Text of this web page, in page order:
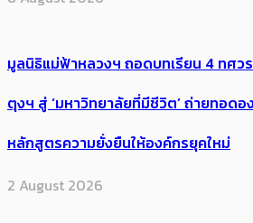
มูลนิธิแม่ฟ้าหลวงฯ ถอดบทเรียน 4 ทศ
ตุงฯ สู่ ‘มหาวิทยาลัยที่มีชีวิต’ ถ่ายทอด
หลักสูตรความยั่งยืนให้องค์กรยุคใหม่
2 August 2026